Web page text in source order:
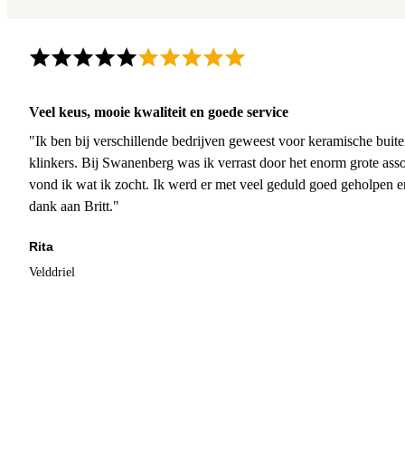
Veel keus, mooie kwaliteit en goede service
"Ik ben bij verschillende bedrijven geweest voor keramische
klinkers. Bij Swanenberg was ik verrast door het enorm grote
vond ik wat ik zocht. Ik werd er met veel geduld goed geholpen
dank aan Britt."
Rita
Velddriel